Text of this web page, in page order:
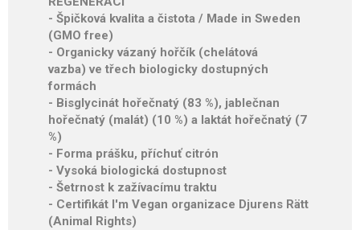
- Špičková kvalita a čistota / Made in Sweden
(GMO free)
- Organicky vázaný hořčík (chelátová
vazba) ve třech biologicky dostupných
formách
- Bisglycinát hořečnatý (83 %), jablečnan
hořečnatý (malát) (10 %) a laktát hořečnatý (7
%)
- Forma prášku, příchuť citrón
- Vysoká biologická dostupnost
- Šetrnost k zažívacímu traktu
- Certifikát I'm Vegan organizace Djurens Rätt
(Animal Rights)